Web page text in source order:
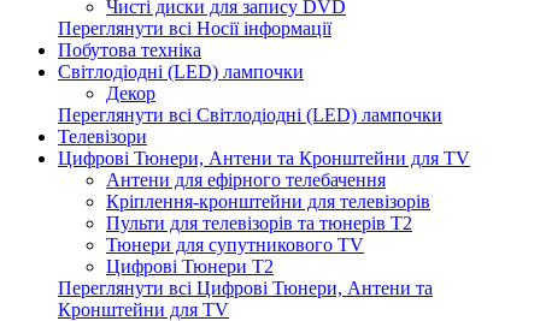
Чисті диски для запису DVD
Переглянути всі Носії інформації
Побутова техніка
Світлодіодні (LED) лампочки
Декор
Переглянути всі Світлодіодні (LED) лампочки
Телевізори
Цифрові Тюнери, Антени та Кронштейни для TV
Антени для ефірного телебачення
Кріплення-кронштейни для телевізорів
Пульти для телевізорів та тюнерів T2
Тюнери для супутникового TV
Цифрові Тюнери T2
Переглянути всі Цифрові Тюнери, Антени та
Кронштейни для TV